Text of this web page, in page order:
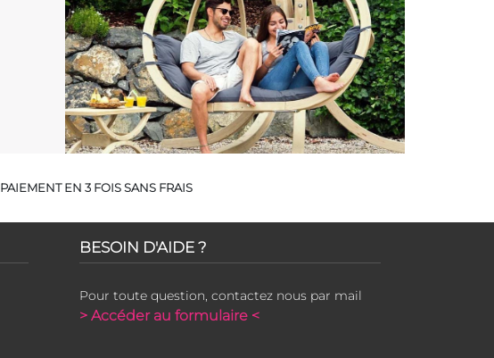
PAIEMENT EN 3 FOIS SANS FRAIS
BESOIN D'AIDE ?
Pour toute question, contactez nous par mail
> Accéder au formulaire <